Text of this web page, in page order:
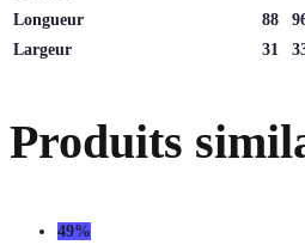
Longueur
88
Largeur
31
Produits
49%